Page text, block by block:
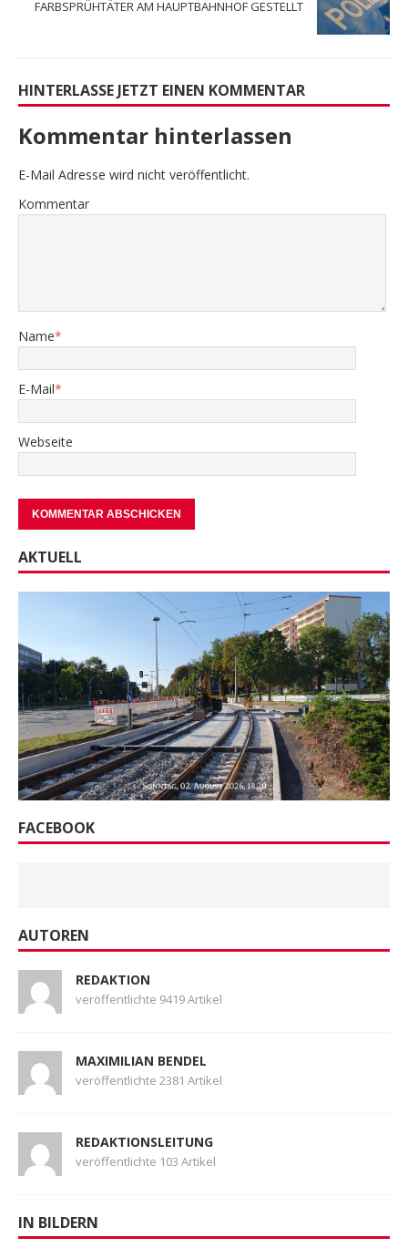
FARBSPRÜHTÄTER AM HAUPTBAHNHOF GESTELLT
HINTERLASSE JETZT EINEN KOMMENTAR
Kommentar hinterlassen
E-Mail Adresse wird nicht veröffentlicht.
Kommentar
Name*
E-Mail*
Webseite
AKTUELL
FACEBOOK
AUTOREN
REDAKTION
veröffentlichte 9419 Artikel
MAXIMILIAN BENDEL
veröffentlichte 2381 Artikel
REDAKTIONSLEITUNG
veröffentlichte 103 Artikel
IN BILDERN